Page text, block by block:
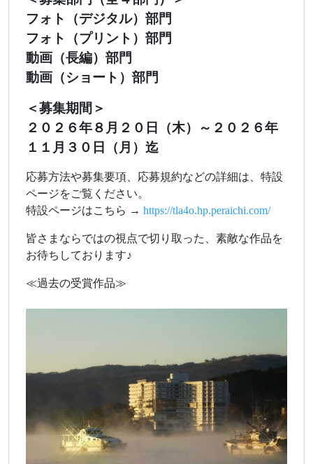
フォト（デジタル）部門
フォト（プリント）部門
動画（長編）部門
動画（ショート）部門
＜募集期間＞
２０２６年８月２０日（木）～２０２６年
１１月３０日（月）迄
応募方法や募集要項、応募規約などの詳細は、特設
ページをご覧ください。
特設ページはこちら → https://tla4o.hp.peraichi.com/
皆さまならではの視点で切り取った、素敵な作品を
お待ちしております♪
≪過去の受賞作品≫